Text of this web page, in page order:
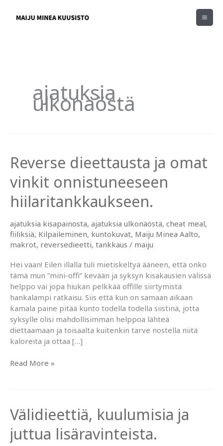
sisältöön
ajatuksia
ulkonäöstä
Reverse dieettausta ja omat
vinkit onnistuneeseen
hiilaritankkaukseen.
ajatuksia kisapainosta, ajatuksia ulkonäöstä, cheat meal,
fiiliksiä, Kilpaileminen, kuntokuvat, Maiju Minea Aalto,
makrot, reversedieetti, tankkaus / maiju
Hei vaan! Eilen illalla tuli mietiskeltyä ääneen, että onko
tämä mun ”mini-offi” kevään ja syksyn kisakausien välissä
helppo vai jopa hiukan pelkkää offille siirtymistä
hankalampi ratkaisu. Siis että kun on samaan aikaan
kamala paine pitää kunto todella todella siistinä, jotta
syksylle olisi mahdollisimman helppoa lähteä
diettaamaan ja toisaalta kuitenkin tarve nostella niitä
kaloreita ja ottaa […]
Reverse
vinkit
onnistuneeseen
hiilaritankkaukseen.
Read More »
Välidieettiä, kuulumisia ja
juttua lisäravinteista.